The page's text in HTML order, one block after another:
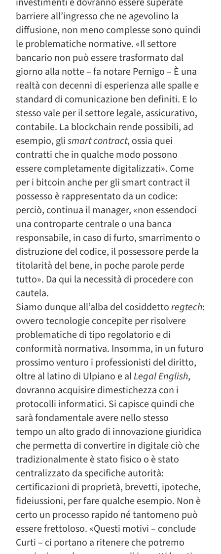
barriere all’ingresso che ne agevolino la
diffusione, non meno complesse sono quindi
le problematiche normative. «Il settore
bancario non può essere trasformato dal
giorno alla notte – fa notare Pernigo – È una
realtà con decenni di esperienza alle spalle e
standard di comunicazione ben definiti. E lo
stesso vale per il settore legale, assicurativo,
contabile. La blockchain rende possibili, ad
esempio, glismart contract, ossia quei
contratti che in qualche modo possono
essere completamente digitalizzati». Come
per i bitcoin anche per gli smart contract il
possesso è rappresentato da un codice:
perciò, continua il manager, «non essendoci
una controparte centrale o una banca
responsabile, in caso di furto, smarrimento o
distruzione del codice, il possessore perde la
titolarità del bene, in poche parole perde
tutto». Da qui la necessità di procedere con
cautela.
Siamo dunque all’alba del cosiddettoregtech:
ovvero tecnologie concepite per risolvere
problematiche di tipo regolatorio e di
conformità normativa. Insomma, in un futuro
prossimo venturo i professionisti del diritto,
oltre al latino di Ulpiano e alLegal English,
dovranno acquisire dimestichezza con i
protocolli informatici. Si capisce quindi che
sarà fondamentale avere nello stesso
tempo un alto grado di innovazione giuridica
che permetta di convertire in digitale ciò che
tradizionalmente è stato fisico o è stato
centralizzato da specifiche autorità:
certificazioni di proprietà, brevetti, ipoteche,
fideiussioni, per fare qualche esempio. Non è
certo un processo rapido né tantomeno può
essere frettoloso. «Questi motivi – conclude
Curti – ci portano a ritenere che potremo